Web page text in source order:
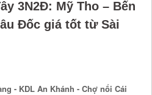
3N2Đ: Mỹ Tho – Bến
Đốc giá tốt từ Sài
- KDL An Khánh - Chợ nổi Cái